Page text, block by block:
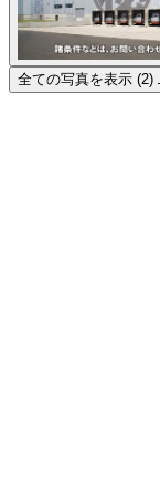
全ての写真を表示 (2)